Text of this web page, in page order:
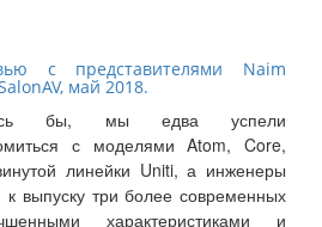
с представителями Naim
май 2018.
бы, мы едва успели
с моделями Atom, Core,
линейки Uniti, а инженеры
к выпуску три более современных
характеристиками и